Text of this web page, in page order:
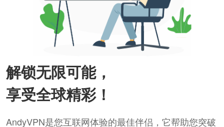
解锁无限可能，
享受全球精彩！
AndyVPN是您互联网体验的最佳伴侣，它帮助您突破